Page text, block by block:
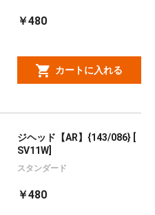
￥480
カートに入れる
ジヘッド【AR】{143/086} [
SV11W]
スタンダード
￥480